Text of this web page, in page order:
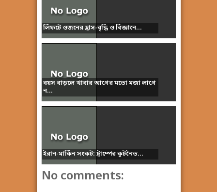
লিফটে ওজনের হ্রাস-বৃদ্ধি ও বিজ্ঞানে...
বয়স বাড়লে খাবার আগের মতো মজা লাগে
ন...
ইরান-মার্কিন সংকট: ট্রাম্পের কূটনৈত...
No comments: